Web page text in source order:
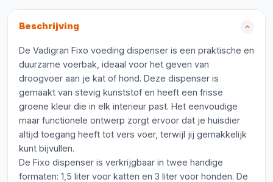
Beschrijving
De Vadigran Fixo voeding dispenser is een praktische en
duurzame voerbak, ideaal voor het geven van
droogvoer aan je kat of hond. Deze dispenser is
gemaakt van stevig kunststof en heeft een frisse
groene kleur die in elk interieur past. Het eenvoudige
maar functionele ontwerp zorgt ervoor dat je huisdier
altijd toegang heeft tot vers voer, terwijl jij gemakkelijk
kunt bijvullen.
De Fixo dispenser is verkrijgbaar in twee handige
formaten: 1,5 liter voor katten en 3 liter voor honden. De